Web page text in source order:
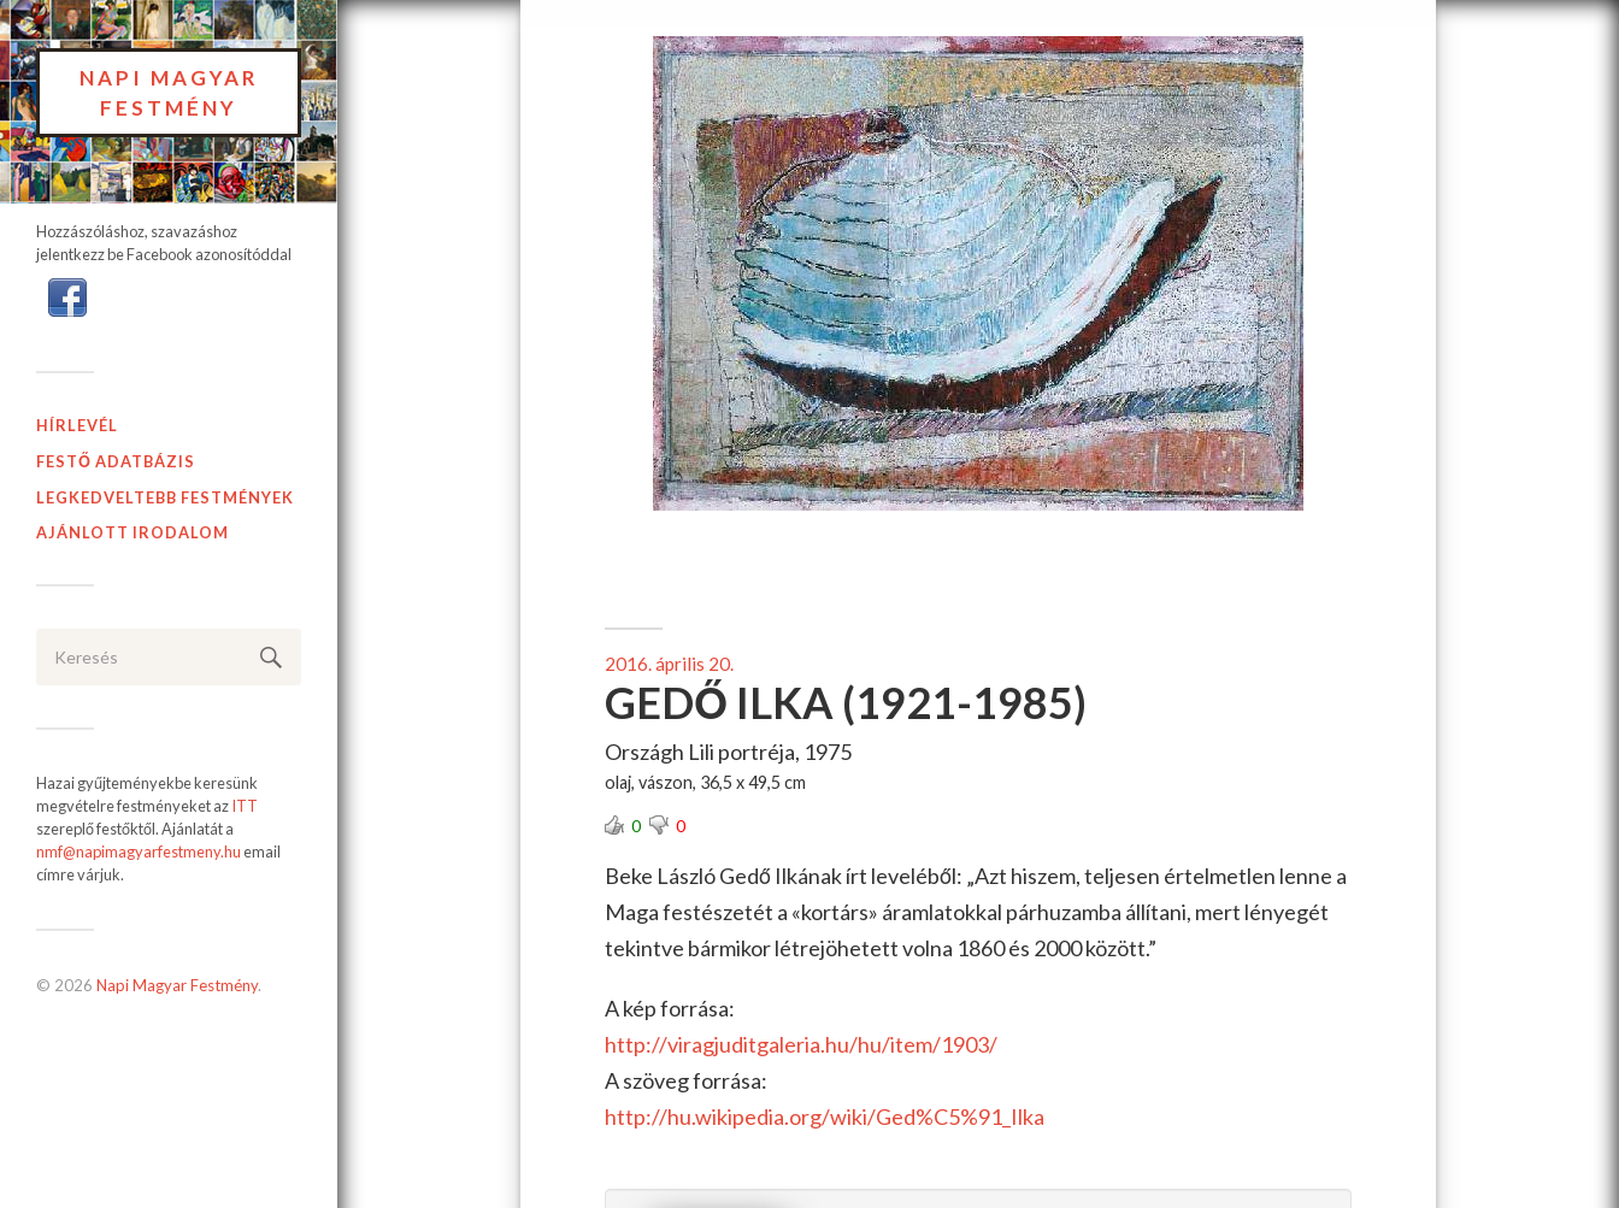
NAPI MAGYAR
FESTMÉNY
Hozzászóláshoz, szavazáshoz
jelentkezz be Facebook azonosítóddal
HÍRLEVÉL
FESTŐ ADATBÁZIS
LEGKEDVELTEBB FESTMÉNYEK
AJÁNLOTT IRODALOM
Hazai gyűjteményekbe keresünk
megvételre festményeket azITT
szereplő festőktől. Ajánlatát a
nmf@napimagyarfestmeny.hu email
címre várjuk.
© 2026 Napi Magyar Festmény.
2016. április 20.
GEDŐ ILKA (1921-1985)
Országh Lili portréja, 1975
olaj, vászon, 36,5 x 49,5 cm
0 0
Beke László Gedő Ilkának írt leveléből: „Azt hiszem, teljesen értelmetlen lenne a
Maga festészetét a «kortárs» áramlatokkal párhuzamba állítani, mert lényegét
tekintve bármikor létrejöhetett volna 1860 és 2000 között.”
A kép forrása:
http://viragjuditgaleria.hu/hu/item/1903/
A szöveg forrása:
http://hu.wikipedia.org/wiki/Ged%C5%91_Ilka